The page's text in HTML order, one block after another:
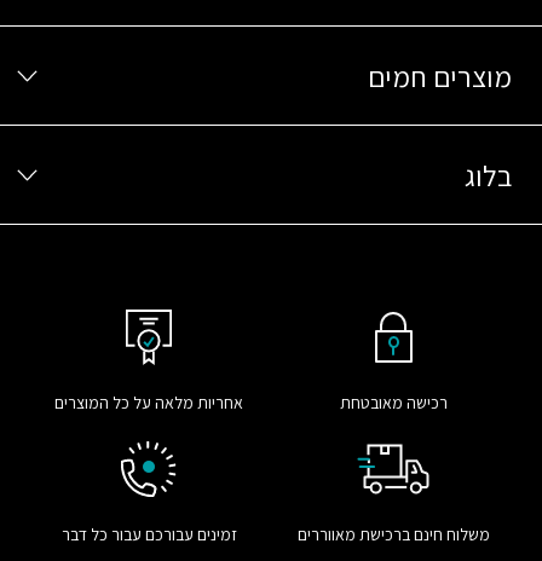
מוצרים חמים
בלוג
רכישה מאובטחת אחריות מלאה על כל המוצרים
משלוח חינם ברכישת מאווררים זמינים עבורכם עבור כל דבר